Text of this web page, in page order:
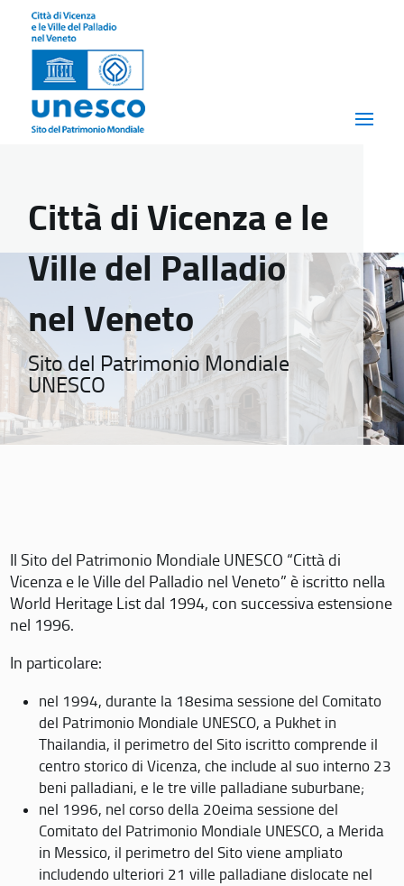
Città di Vicenza e le
Ville del Palladio
nel Veneto
Sito del Patrimonio Mondiale
UNESCO
Il Sito del Patrimonio Mondiale UNESCO “Città di
Vicenza e le Ville del Palladio nel Veneto” è iscritto nella
World Heritage List dal 1994, con successiva estensione
nel 1996.
In particolare:
nel 1994, durante la 18esima sessione del Comitato
del Patrimonio Mondiale UNESCO, a Pukhet in
Thailandia, il perimetro del Sito iscritto comprende il
centro storico di Vicenza, che include al suo interno 23
beni palladiani, e le tre ville palladiane suburbane;
nel 1996, nel corso della 20eima sessione del
Comitato del Patrimonio Mondiale UNESCO, a Merida
in Messico, il perimetro del Sito viene ampliato
includendo ulteriori 21 ville palladiane dislocate nel